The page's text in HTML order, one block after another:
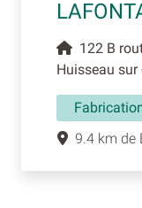
122 B
Huisseau sur
9.4 km de